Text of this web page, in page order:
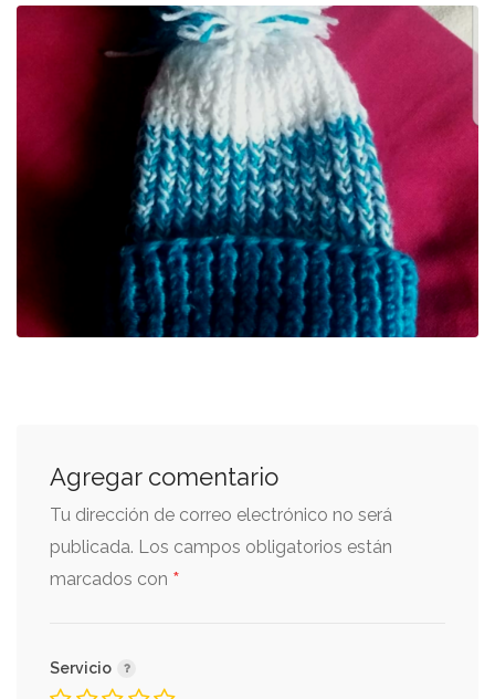
Agregar comentario
Tu dirección de correo electrónico no será
publicada. Los campos obligatorios están
marcados con *
Servicio